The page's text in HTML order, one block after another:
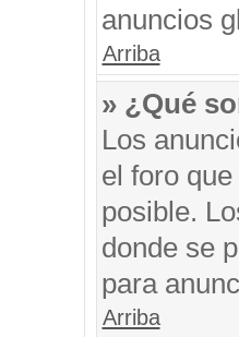
anuncios
Arriba
» ¿Qué
Los
el foro
posible.
donde se
para
Arriba